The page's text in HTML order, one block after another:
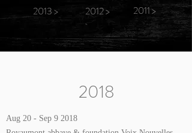
2013 >
2012 >
2011 >
2018
Aug 20 - Sep 9 2018